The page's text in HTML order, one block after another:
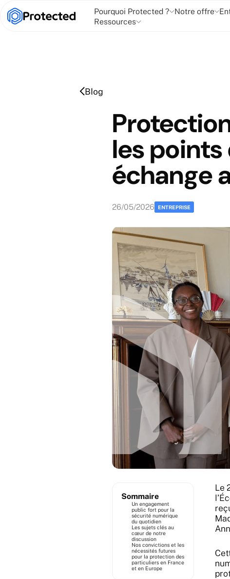
Pourquoi Protected ? Notre offre
Ressources
Blog
les
échange
26/05/2026 ENTREPRISE
Sommaire
Un engagement
public fort pour la
sécurité numérique
du quotidien
Les sujets clés au
cœur de notre
discussion
Nos convictions et les
nécessités futures
pour la protection des
particuliers en France
et en Europe
Le